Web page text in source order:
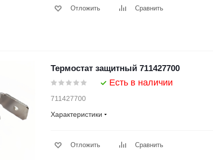
Отложить Сравнить
Термостат защитный 711427700
Есть в наличии
711427700
Характеристики
Отложить Сравнить